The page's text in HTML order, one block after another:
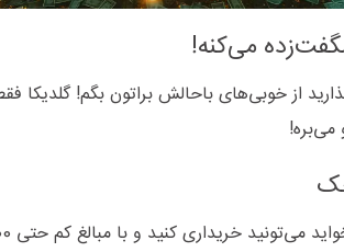
از خوبی‌های باحالش براتون بگم! گلدیکا
می‌بره!